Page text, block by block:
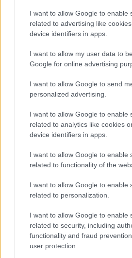
I want to allow Google to enable
related to advertising like
device identifiers in apps.
I want to allow my user data to
Google for online advertising
I want to allow Google to send
personalized advertising.
I want to allow Google to enable
related to analytics like cookies
device identifiers in apps.
I want to allow Google to enable
related to functionality of the
I want to allow Google to enable
related to personalization.
I want to allow Google to enable
related to security, including
functionality and fraud
user protection.
A gyermekek és fiatalok körében
százalékra tehető a harapási
aránya, vagyis szinte minden
alatt alakulnak ki, ezért nem
gyakran csak akkor veszik észre
sokkal nehezebb hatékonyan
Másképp is lehet:
Fegyelmezés az